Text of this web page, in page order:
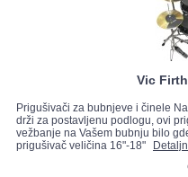
Vic
Prigušivači za bubnjeve i činele
drži za postavljenu podlogu, ovi
vežbanje na Vašem bubnju bilo
prigušivač veličina 16"-18"